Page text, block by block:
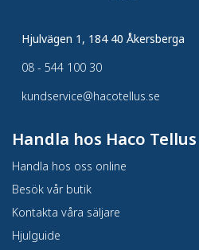
Hjulvägen 1, 184 40 Åkersberga
08 - 544 100 30
kundservice@hacotellus.se
Handla hos Haco Tellus
Handla hos oss online
Besök vår butik
Kontakta våra säljare
Hjulguide